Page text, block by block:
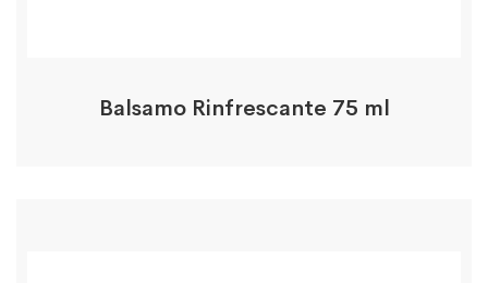
Balsamo Rinfrescante 75 ml